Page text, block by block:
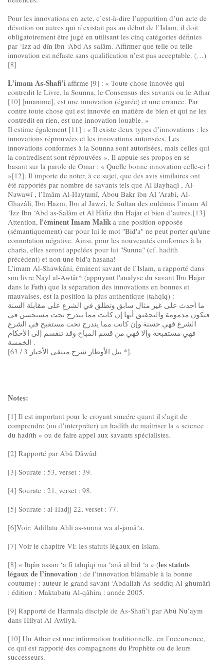
Pour les innovations en acte, c’est-à-dire l’apparition d’un acte de
dévotion ou autres qui n’existait pas au début de l’Islam, il doit
obligatoirement être jugé en utilisant les cinq catégories définies
par ‘Izz ad-dîn Ibn ‘Abd As-salâm. Affirmer que telle ou telle
innovation est néfaste sans qualification n’est pas acceptable. (…)
[8]
L’imam As-Shafi’i affirme [9] : « Toute chose innovée qui
contredit le Livre, la Sounna, le Consensus des savants ou le Athar
[10] [unanime], est une innovation (égarée) et une errance. Par
contre toute chose qui est innovée en matière de bien et qui ne les
contredit en rien, est une innovation louable. »
Il estime également [11] : « Il existe deux types d’innovations : les
innovations réprouvées et les innovations autorisées. Les
innovations conformes à la Sounna sont autorisées, mais celles qui
la contredisent sont réprouvées ». Il appuie ses propos en se
basant sur la parole de Omar : « Quelle bonne innovation celle-ci !
»[12]. Il importe de noter, à ce sujet, que des avis similaires ont
été rapportés par nombre de savants tels que Al Bayhaqî , Al-
Nawawî , l’Imâm Al-Haytamî, Abou Bakr ibn Al ’Arabi, Al-
Ghazâli, Ibn Hazm, Ibn al Jawzî, le Sultan des oulémas l’imam Al
‘Izz Ibn ‘Abd as-Salâm et Al Hâfiz ibn Hajar et bien d’autres.[13]
Attention, l'éminent Imam Malik a une position opposée
(sémantiquement) car pour lui le mot "Bid'a" ne peut porter qu'une
connotation négative. Ainsi, pour les nouveautés conformes à la
charia, elles seront appelées pour lui "Sunna" (cf. hadith
précédent) et non une bid'a hasana!
L’imam Al-Shawkâni, éminent savant de l’Islam, a rapporté dans
son livre Nayl al-Awtâr* (appuyant l'analyse du savant Ibn Hajar
dans le Fath) que la séparation des innovations en bonnes et
mauvaises, est la position la plus authentique (tahqîq) :
ما أحدث على غير مثال سابق وتطلق في الشرع على مقابلة السنة
فتكون مذمومة والتحقيق أنها إن كانت مما يندرج تحت مستحسن في
الشرع فهي حسنة وإن كانت مما يندرج تحت مستقبح في الشرع
فهي مستقبحة وإلا فهي من قسم المباح وقد تنقسم إلى الأحكام
الخمسة .
[نيل الأوطار شرح منتقى الأخبار 3 / 63 *].
Notes:
[1] Il est important pour le croyant sincére quant il s’agit de
comprendre (ou d’interpréter) un hadîth de maîtriser la « science
du hadîth » ou de faire appel aux savants spécialistes.
[2] Rapporté par Abû Dâwûd
[3] Sourate : 53, verset : 39.
[4] Sourate : 21, verset : 98.
[5] Sourate : al-Hadjj 22, verset : 77.
[6]Voir: Adillatu Ahli as-sunna wa al-jamâ‘a.
[7] Voir le chapitre VI: les statuts légaux en Islam.
[8] « Itqân assan ‘a fî tahqîqi ma ‘anâ al bid ‘a » (les statuts
légaux de l’innovation : de l’innovation blâmable à la bonne
coutume) : auteur le grand savant ‘Abdallah As-seddîq Al-ghumârî
: édition : Maktabatu Al-qâhira : année 2005.
[9] Rapporté de Harmala disciple de As-Shafi’i par Abû Nu’aym
dans Hilyat Al-Awliyâ.
[10] Un Athar est une information traditionnelle, en l’occurrence,
ce qui est rapporté des compagnons du Prophète ou de leurs
successeurs.